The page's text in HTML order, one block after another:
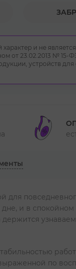
и не
от 23.02.2013 № 15-
устройств для
для
и в
по